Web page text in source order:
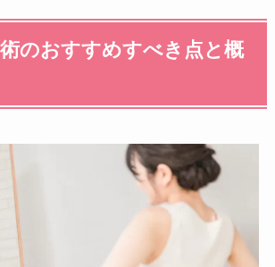
のおすすめすべき点と概